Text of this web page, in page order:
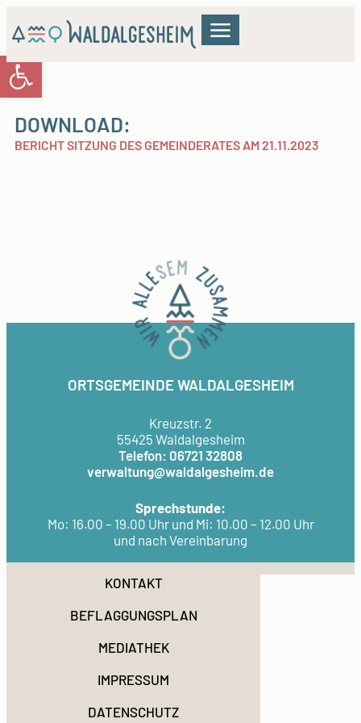
Werkzeugleiste öffnen
DOWNLOAD:
BERICHT SITZUNG DES GEMEINDERATES AM 21.11.2023
ORTSGEMEINDE WALDALGESHEIM
Kreuzstr. 2
55425 Waldalgesheim
Telefon: 06721 32808
verwaltung@waldalgesheim.de
Sprechstunde:
Mo: 16.00 – 19.00 Uhr und Mi: 10.00 – 12.00 Uhr
und nach Vereinbarung
KONTAKT
BEFLAGGUNGSPLAN
MEDIATHEK
IMPRESSUM
DATENSCHUTZ